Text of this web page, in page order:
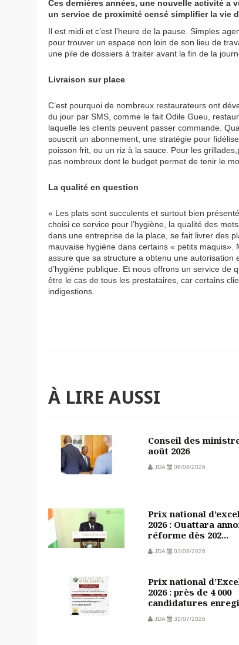
Ces dernières années, une nouvelle activité a
un service de proximité censé simplifier la vie
Il est midi et c’est l’heure de la pause. Simples
pour trouver un espace non loin de son lieu de
une pile de dossiers à traiter avant la fin de la
Livraison sur place
C’est pourquoi de nombreux restaurateurs ont
du jour par SMS, comme le fait Odile Gueu,
laquelle les clients peuvent passer commande.
souscrit un abonnement, une stratégie pour
poisson frit, ou un riz à la sauce. Pour les
pas nombreux dont le budget permet de tenir le
La qualité en question
« Les plats sont succulents et surtout bien
choisi ce service pour l’hygiène, la qualité des
dans une entreprise de la place, se fait livrer des
mauvaise hygiène dans certains « petits
assure que sa structure a obtenu une
d’hygiène publique. Et nous offrons un service de
être le cas de tous les prestataires, car certains
indigestions.
À LIRE AUSSI
Conseil des
août 2026
JDA 06/08/2026
Prix national
2026 : Ouattara
réforme dès 202...
JDA 03/08/2026
Prix national
2026 : près de 4 000
candidatures
JDA 31/07/2026